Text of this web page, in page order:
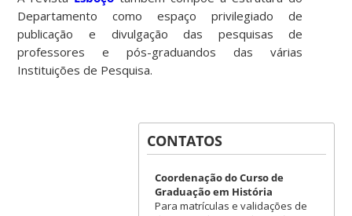
Departamento como espaço privilegiado de
publicação e divulgação das pesquisas de
professores e pós-graduandos das várias
Instituições de Pesquisa.
CONTATOS
Coordenação do Curso de
Graduação em História
Para matrículas e validações de